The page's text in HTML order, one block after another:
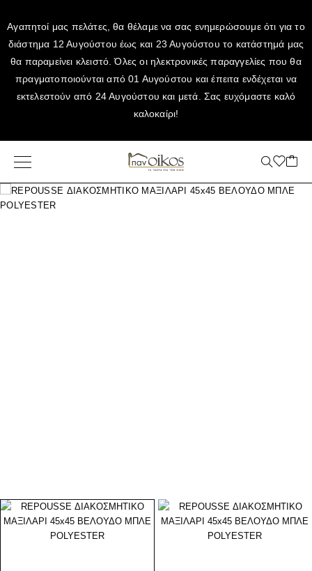
Αγαπητοί μας πελάτες, θα θέλαμε να σας ενημερώσουμε ότι για το
διάστημα 12 Αυγούστου έως και 23 Αυγούστου το κατάστημά μας
θα παραμείνει κλειστό. Όλες οι ηλεκτρονικές παραγγελίες που θα
πραγματοποιούνται από 01 Αυγούστου και έπειτα ενδέχεται να
εκτελεστούν από 24 Αυγούστου και μετά. Σας ευχόμαστε καλό
καλοκαίρι!